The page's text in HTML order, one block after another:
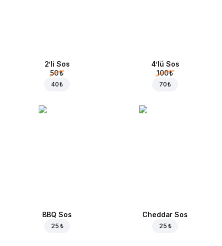
2’li Sos
50 ₺
40 ₺
4’lü Sos
100 ₺
70 ₺
BBQ Sos
25 ₺
Cheddar Sos
25 ₺